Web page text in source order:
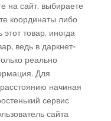
на сайт, выбираете
координаты либо
товар, иногда
ведь в даркнет-
реально
Для
начиная
сервис
сайта